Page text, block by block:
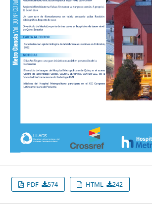
PDF 574 HTML 242